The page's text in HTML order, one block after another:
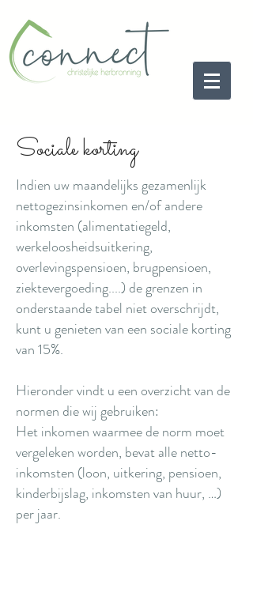
Sociale korting
Indien uw maandelijks gezamenlijk
nettogezinsinkomen en/of andere
inkomsten (alimentatiegeld,
werkeloosheidsuitkering,
overlevingspensioen, brugpensioen,
ziektevergoeding....) de grenzen in
onderstaande tabel niet overschrijdt,
kunt u genieten van een sociale korting
van 15%.
Hieronder vindt u een overzicht van de
normen die wij gebruiken:
Het inkomen waarmee de norm moet
vergeleken worden, bevat alle netto-
inkomsten (loon, uitkering, pensioen,
kinderbijslag, inkomsten van huur, …)
per jaar.